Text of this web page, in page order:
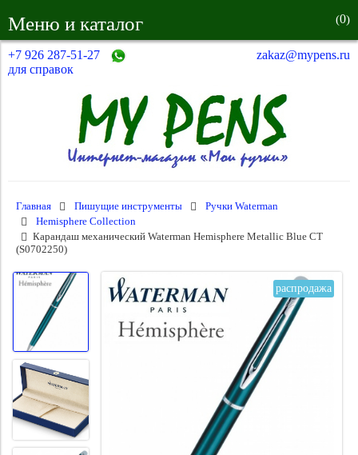
Меню и каталог (0)
+7 926 287-51-27
для справок
zakaz@mypens.ru
Главная Пишущие инструменты
Ручки Waterman
Hemisphere Collection
Карандаш механический Waterman Hemisphere Metallic Blue CT
(S0702250)
распродажа